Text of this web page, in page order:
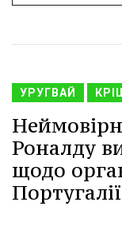
УРУГВАЙ
Роналду
щодо